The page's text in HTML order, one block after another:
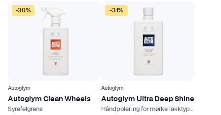
n
p
å
-30%
Autoglym
Autoglym Clean Wheels
Syrefelgrens
D
o
d
-31%
Autoglym
Autoglym Ultra Deep Shine
Håndpolering for mørke lakktyper